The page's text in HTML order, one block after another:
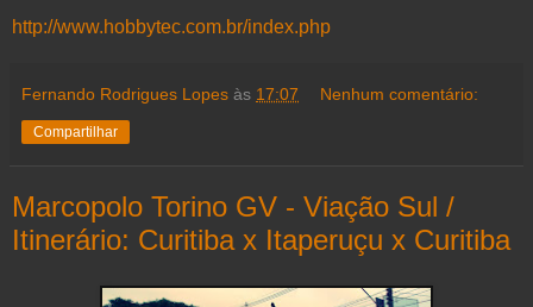
http://www.hobbytec.com.br/index.php
Fernando Rodrigues Lopes às 17:07 Nenhum comentário:
Compartilhar
Marcopolo Torino GV - Viação Sul /
Itinerário: Curitiba x Itaperuçu x Curitiba